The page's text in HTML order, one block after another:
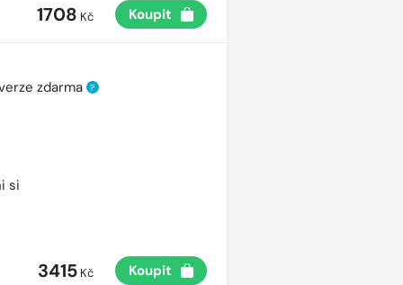
1708 Kč Koupit
zdarma ?
si
3415Kč Koupit